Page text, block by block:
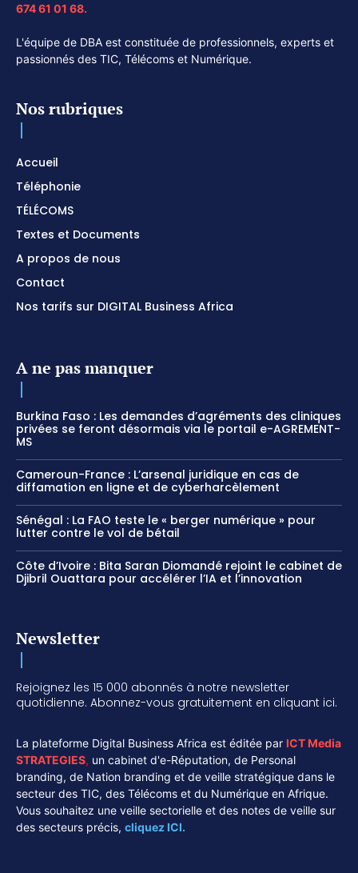
674 61 01 68.
L'équipe de DBA est constituée de professionnels, experts et
passionnés des TIC, Télécoms et Numérique.
Nos rubriques
Accueil
Téléphonie
TÉLÉCOMS
Textes et Documents
A propos de nous
Contact
Nos tarifs sur DIGITAL Business Africa
A ne pas manquer
Burkina Faso : Les demandes d’agréments des cliniques
privées se feront désormais via le portail e-AGREMENT-
MS
Cameroun-France : L’arsenal juridique en cas de
diffamation en ligne et de cyberharcèlement
Sénégal : La FAO teste le « berger numérique » pour
lutter contre le vol de bétail
Côte d’Ivoire : Bita Saran Diomandé rejoint le cabinet de
Djibril Ouattara pour accélérer l’IA et l’innovation
Newsletter
Rejoignez les 15 000 abonnés à notre newsletter
quotidienne. Abonnez-vous gratuitement en cliquant ici.
La plateforme Digital Business Africa est éditée par ICT Media
STRATEGIES, un cabinet d'e-Réputation, de Personal
branding, de Nation branding et de veille stratégique dans le
secteur des TIC, des Télécoms et du Numérique en Afrique.
Vous souhaitez une veille sectorielle et des notes de veille sur
des secteurs précis, cliquez ICI.